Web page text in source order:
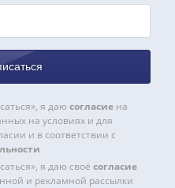
я даю согласиена
на условиях и для
и в соответствии с
я даю своё согласие
и рекламной рассылки